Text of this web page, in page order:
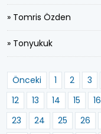
» Tomris Özden
» Tonyukuk
Önceki 1 2 3
12
13 14 15 16
23
24 25 26